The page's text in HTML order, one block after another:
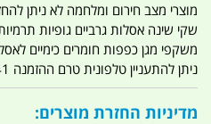
מוצרי מצב חירום ומלחמה לא ניתן
שקי שינה אסלות גרביים גופיות
משקפי מגן כפפות חומרים כימיים
ניתן להתעניין טלפונית טרם ההזמנה 0523214741
מדיניות החזרת מוצרים: